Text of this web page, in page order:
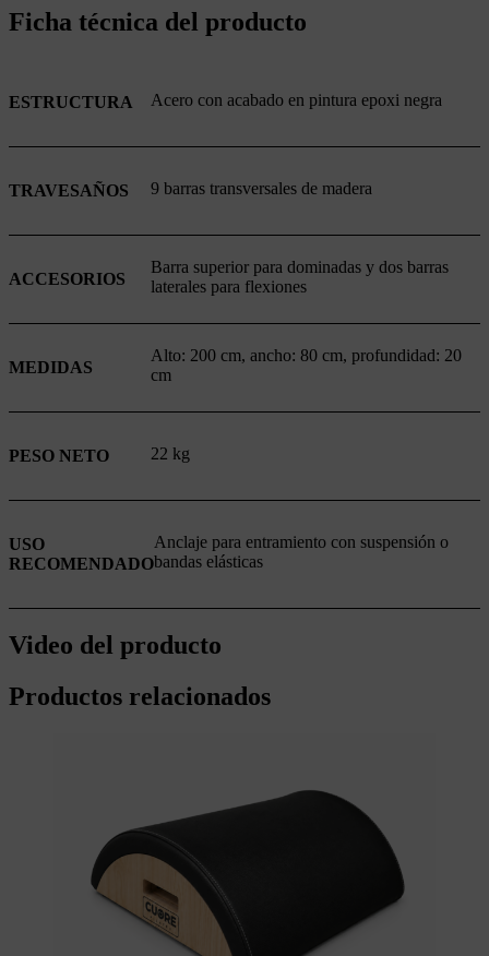
Ficha técnica del producto
ESTRUCTURA Acero con acabado en pintura epoxi negra
TRAVESAÑOS 9 barras transversales de madera
ACCESORIOS
Barra superior para dominadas y dos barras
laterales para flexiones
MEDIDAS
Alto: 200 cm, ancho: 80 cm, profundidad: 20
cm
PESO NETO 22 kg
USO
RECOMENDADO
Anclaje para entramiento con suspensión o
bandas elásticas
Video del producto
Productos relacionados